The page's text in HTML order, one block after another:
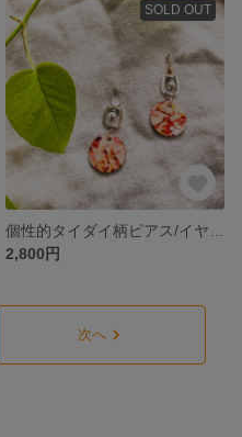
SOLD OUT
2,800円
次へ